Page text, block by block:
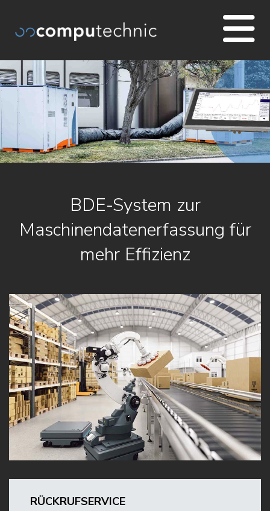
BDE-System zur
Maschinendatenerfassung für
mehr Effizienz
RÜCKRUFSERVICE